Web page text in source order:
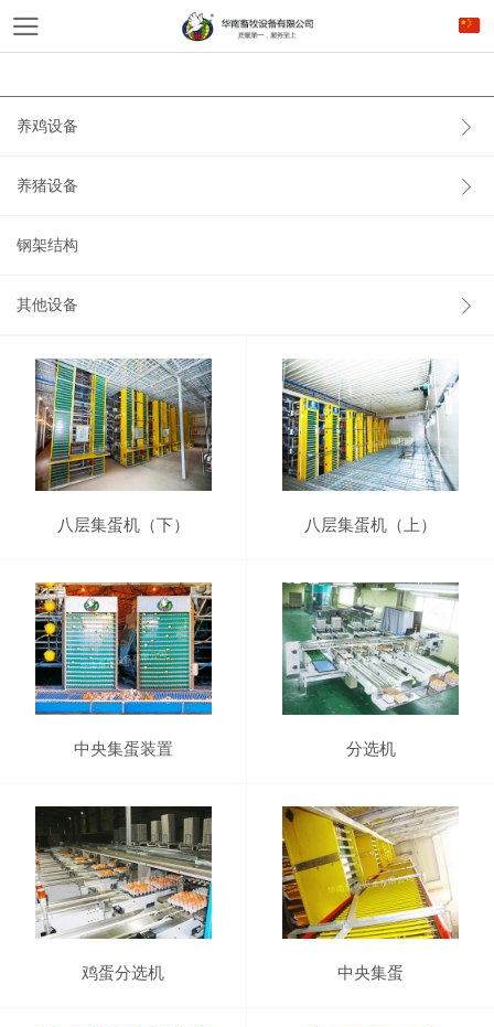
养鸡设备
养猪设备
钢架结构
其他设备
八层集蛋机（下） 八层集蛋机（上）
中央集蛋装置 分选机
鸡蛋分选机 中央集蛋